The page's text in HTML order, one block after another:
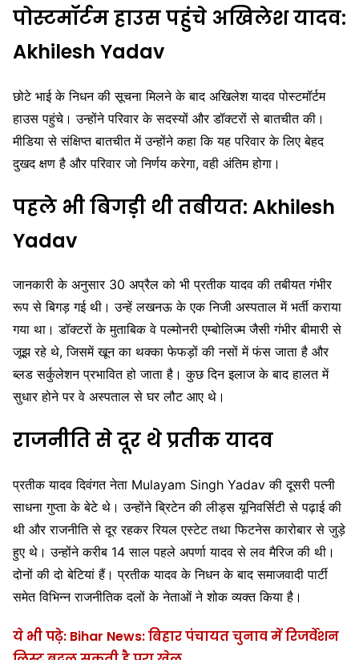
पोस्टमॉर्टम हाउस पहुंचे अखिलेश यादव:
Akhilesh Yadav
छोटे भाई के निधन की सूचना मिलने के बाद अखिलेश यादव पोस्टमॉर्टम
हाउस पहुंचे। उन्होंने परिवार के सदस्यों और डॉक्टरों से बातचीत की।
मीडिया से संक्षिप्त बातचीत में उन्होंने कहा कि यह परिवार के लिए बेहद
दुखद क्षण है और परिवार जो निर्णय करेगा, वही अंतिम होगा।
पहले भी बिगड़ी थी तबीयत: Akhilesh
Yadav
जानकारी के अनुसार 30 अप्रैल को भी प्रतीक यादव की तबीयत गंभीर
रूप से बिगड़ गई थी। उन्हें लखनऊ के एक निजी अस्पताल में भर्ती कराया
गया था। डॉक्टरों के मुताबिक वे पल्मोनरी एम्बोलिज्म जैसी गंभीर बीमारी से
जूझ रहे थे, जिसमें खून का थक्का फेफड़ों की नसों में फंस जाता है और
ब्लड सर्कुलेशन प्रभावित हो जाता है। कुछ दिन इलाज के बाद हालत में
सुधार होने पर वे अस्पताल से घर लौट आए थे।
राजनीति से दूर थे प्रतीक यादव
प्रतीक यादव दिवंगत नेता Mulayam Singh Yadav की दूसरी पत्नी
साधना गुप्ता के बेटे थे। उन्होंने ब्रिटेन की लीड्स यूनिवर्सिटी से पढ़ाई की
थी और राजनीति से दूर रहकर रियल एस्टेट तथा फिटनेस कारोबार से जुड़े
हुए थे। उन्होंने करीब 14 साल पहले अपर्णा यादव से लव मैरिज की थी।
दोनों की दो बेटियां हैं। प्रतीक यादव के निधन के बाद समाजवादी पार्टी
समेत विभिन्न राजनीतिक दलों के नेताओं ने शोक व्यक्त किया है।
ये भी पढ़े: Bihar News: बिहार पंचायत चुनाव में रिजर्वेशन